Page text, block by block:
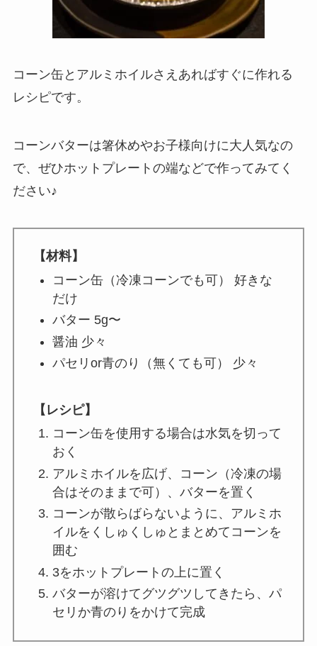
コーン缶とアルミホイルさえあればすぐに作れる
レシピです。
コーンバターは箸休めやお子様向けに大人気なの
で、ぜひホットプレートの端などで作ってみてく
ださい♪
【材料】
コーン缶（冷凍コーンでも可） 好きな
だけ
バター 5g〜
醤油 少々
パセリor青のり（無くても可） 少々
【レシピ】
コーン缶を使用する場合は水気を切って
おく
アルミホイルを広げ、コーン（冷凍の場
合はそのままで可）、バターを置く
コーンが散らばらないように、アルミホ
イルをくしゅくしゅとまとめてコーンを
囲む
3をホットプレートの上に置く
バターが溶けてグツグツしてきたら、パ
セリか青のりをかけて完成